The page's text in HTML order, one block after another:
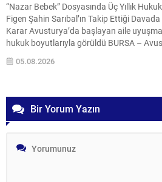
“Nazar Bebek” Dosyasında Üç Yıllık
Figen Şahin Sarıbal’ın Takip Ettiği
Karar Avusturya’da başlayan aile
hukuk boyutlarıyla görüldü BURSA –
Türkiye’de yaklaşık üç yıl boyunca devam
dosyasında yargılama süreci
05.08.2026
Bir Yorum Yazın